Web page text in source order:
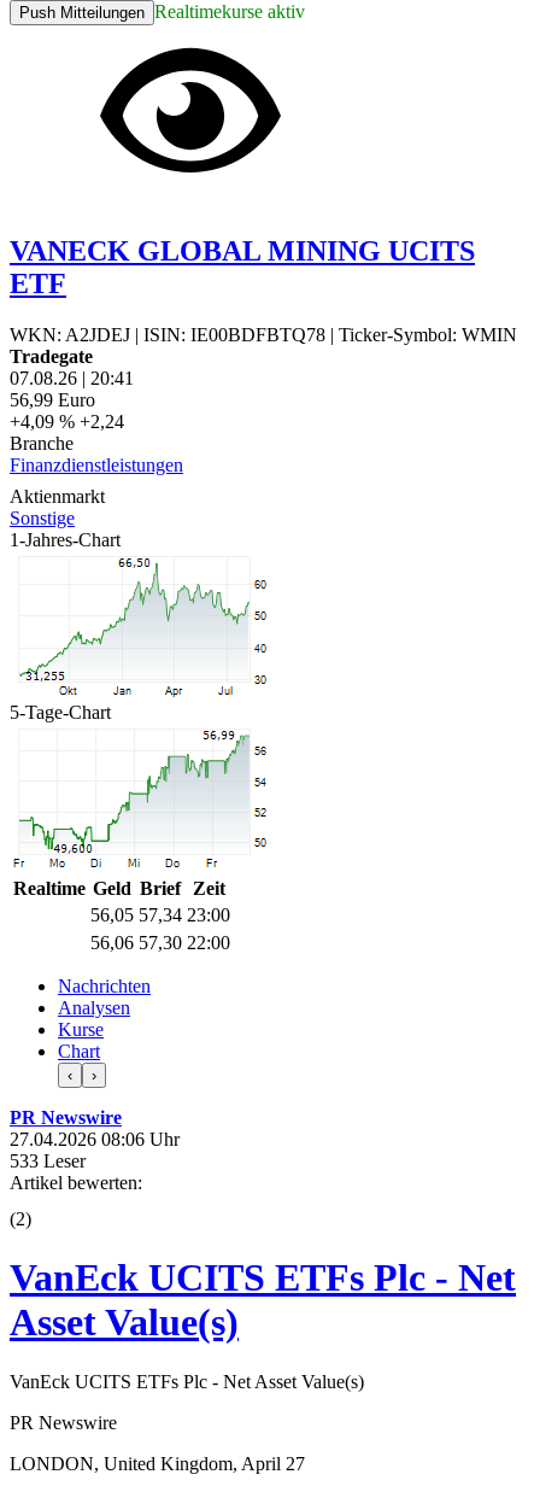
Push Mitteilungen Realtimekurse aktiv
VANECK GLOBAL MINING UCITS
ETF
WKN: A2JDEJ | ISIN: IE00BDFBTQ78 | Ticker-Symbol: WMIN
Tradegate
07.08.26 | 20:41
56,99 Euro
+4,09 % +2,24
Branche
Finanzdienstleistungen
Aktienmarkt
Sonstige
1-Jahres-Chart
5-Tage-Chart
Realtime Geld Brief
Zeit
56,05 57,34 23:00
56,06 57,30 22:00
Nachrichten
Analysen
Kurse
Chart
‹ ›
PR Newswire
27.04.2026 08:06 Uhr
533 Leser
Artikel bewerten:
(2)
VanEck UCITS ETFs Plc - Net
Asset Value(s)
VanEck UCITS ETFs Plc - Net Asset Value(s)
PR Newswire
LONDON, United Kingdom, April 27